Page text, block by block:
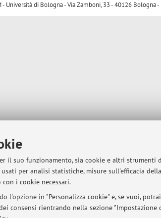
il suo funzionamento, sia cookie e altri
per analisi statistiche, misure sull'efficacia
i cookie necessari.
l'opzione in "Personalizza cookie" e, se vuoi,
consensi rientrando nella sezione "Impostazione
- Università di Bologna - Via Zamboni, 33 - 40126 Bologna